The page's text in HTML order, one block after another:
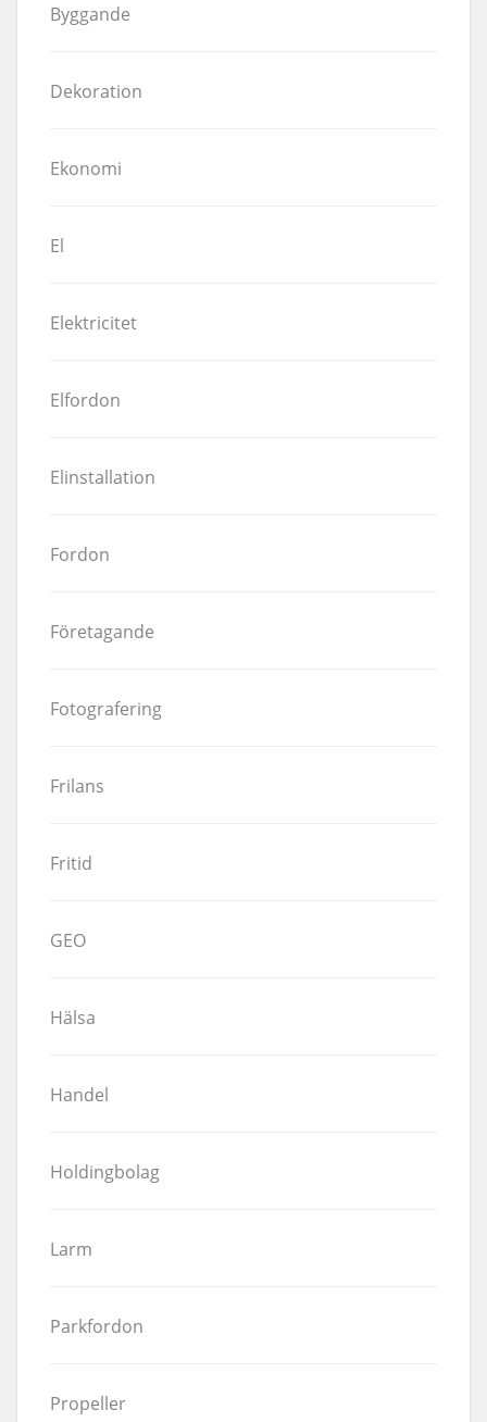
Byggande
Dekoration
Ekonomi
El
Elektricitet
Elfordon
Elinstallation
Fordon
Företagande
Fotografering
Frilans
Fritid
GEO
Hälsa
Handel
Holdingbolag
Larm
Parkfordon
Propeller